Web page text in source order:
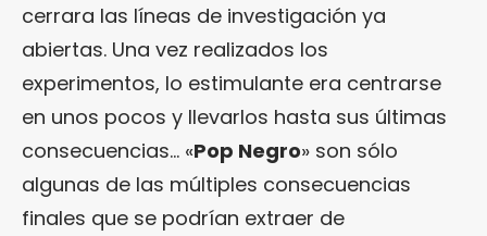
cerrara las líneas de investigación ya
abiertas. Una vez realizados los
experimentos, lo estimulante era centrarse
en unos pocos y llevarlos hasta sus últimas
consecuencias… «Pop Negro» son sólo
algunas de las múltiples consecuencias
finales que se podrían extraer de